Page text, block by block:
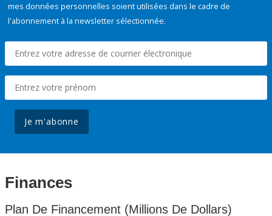
mes données personnelles soient utilisées dans le cadre de
l'abonnement à la newsletter sélectionnée.
Je m'abonne
Finances
Plan De Financement (Millions De Dollars)